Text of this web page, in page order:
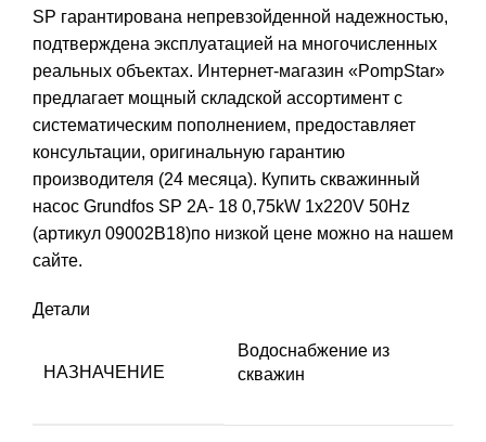
SP гарантирована непревзойденной надежностью,
подтверждена эксплуатацией на многочисленных
реальных объектах. Интернет-магазин «PompStar»
предлагает мощный складской ассортимент с
систематическим пополнением, предоставляет
консультации, оригинальную гарантию
производителя (24 месяца). Купить скважинный
насос Grundfos SP 2A- 18 0,75kW 1x220V 50Hz
(артикул 09002B18)по низкой цене можно на нашем
сайте.
Детали
НАЗНАЧЕНИЕ
Водоснабжение из
скважин